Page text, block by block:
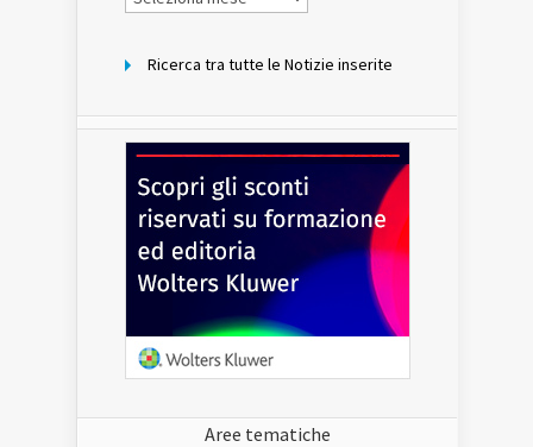
per
Ricerca tra tutte le Notizie inserite
Aree tematiche